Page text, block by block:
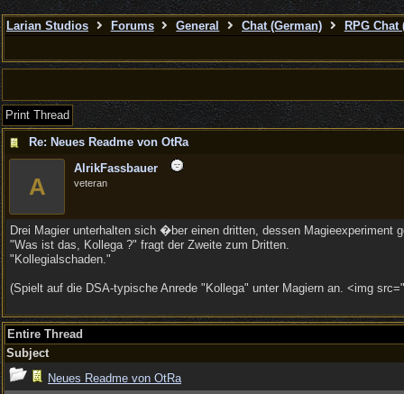
Larian Studios Forums General Chat (German) RPG Chat
Print Thread
Re: Neues Readme von OtRa
A
AlrikFassbauer
veteran
Drei Magier unterhalten sich �ber einen dritten, dessen Magieexperiment
"Was ist das, Kollega ?" fragt der Zweite zum Dritten.
"Kollegialschaden."
(Spielt auf die DSA-typische Anrede "Kollega" unter Magiern an. <img
Entire Thread
Subject
Neues Readme von OtRa